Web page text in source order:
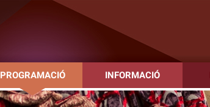
PROGRAMACIÓ INFORMACIÓ